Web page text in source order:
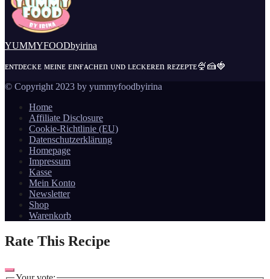
YUMMYFOODbyirina
ᴇɴᴛᴅᴇᴄᴋᴇ ᴍᴇɪɴᴇ ᴇɪɴғᴀᴄʜᴇn ᴜɴᴅ ʟᴇᴄᴋᴇʀᴇn ʀᴇᴢᴇᴘᴛᴇ🍨🍰🍓
© Copyright 2023 by yummyfoodbyirina
Home
Affiliate Disclosure
Cookie-Richtlinie (EU)
Datenschutzerklärung
Homepage
Impressum
Kasse
Mein Konto
Newsletter
Shop
Warenkorb
Rate This Recipe